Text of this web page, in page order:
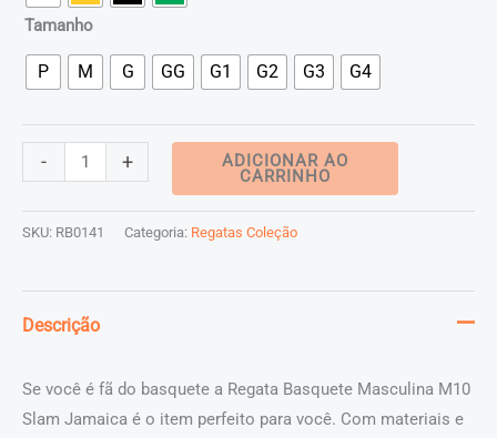
através
R$ 84,00
Tamanho
P M G GG G1 G2 G3 G4
-
Basquete
Masculina
quantidade
+ ADICIONAR AO
CARRINHO
SKU: RB0141 Categoria: Regatas Coleção
Descrição
Se você é fã do basquete a Regata Basquete Masculina M10
Slam Jamaica é o item perfeito para você. Com materiais e